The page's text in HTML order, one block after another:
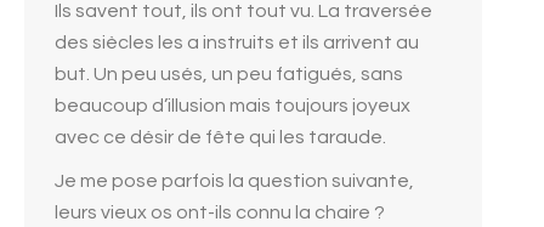
Ils savent tout, ils ont tout vu. La traversée
des siècles les a instruits et ils arrivent au
but. Un peu usés, un peu fatigués, sans
beaucoup d’illusion mais toujours joyeux
avec ce désir de fête qui les taraude.
Je me pose parfois la question suivante,
leurs vieux os ont-ils connu la chaire ?